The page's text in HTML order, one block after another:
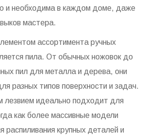
и необходима в каждом доме, даже
мастера.
ассортимента ручных
пила. От обычных ножовок до
пил для металла и дерева, они
разных типов поверхности и задач.
лезвием идеально подходит для
как более массивные модели
распиливания крупных деталей и